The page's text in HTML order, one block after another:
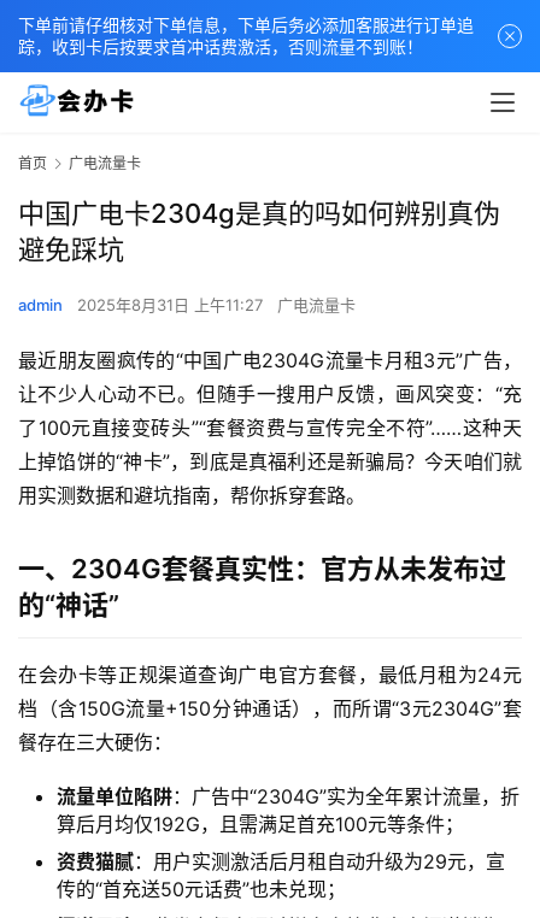
首页 广电流量卡
中国广电卡2304g是真的吗如何辨别真伪
避免踩坑
admin 2025年8月31日 上午11:27 广电流量卡
最近朋友圈疯传的“中国广电2304G流量卡月租3元”广告，
让不少人心动不已。但随手一搜用户反馈，画风突变：“充
了100元直接变砖头”“套餐资费与宣传完全不符”……这种天
上掉馅饼的“神卡”，到底是真福利还是新骗局？今天咱们就
用实测数据和避坑指南，帮你拆穿套路。
一、2304G套餐真实性：官方从未发布过
的“神话”
在会办卡等正规渠道查询广电官方套餐，最低月租为24元
档（含150G流量+150分钟通话），而所谓“3元2304G”套
餐存在三大硬伤：
流量单位陷阱：广告中“2304G”实为全年累计流量，折
算后月均仅192G，且需满足首充100元等条件；
资费猫腻：用户实测激活后月租自动升级为29元，宣
传的“首充送50元话费”也未兑现；
下单前请仔细核对下单信息，下单后务必添加客服进行订单追
踪，收到卡后按要求首冲话费激活，否则流量不到账！